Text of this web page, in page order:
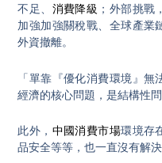
不足、 消費降級 ；外部挑戰
加強加強關稅戰、全球產業
外資撤離。
「單靠『優化消費環境』
經濟的核心問題，是結構性問
此外， 中國消費市場環境存
品安全等等，也一直沒有解決